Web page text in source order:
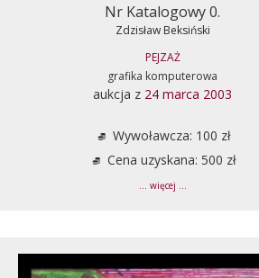
Nr Katalogowy 0.
Zdzisław Beksiński
PEJZAŻ
grafika komputerowa
aukcja z 24 marca 2003
Wywoławcza: 100 zł
Cena uzyskana: 500 zł
... więcej ...